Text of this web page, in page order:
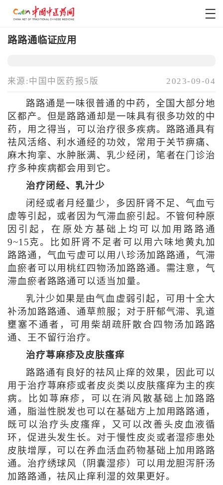
路路通临证应用
来源:中国中医药报5版 2023-09-04
路路通是一味很普通的中药，全国大部分地
区都产。但是路路通却是一味具有很多功效的中
药，用之得当，可以治疗很多疾病。路路通具有
祛风活络、利水通经的功效，常用于关节痹痛、
麻木拘挛、水肿胀满、乳少经闭，笔者在门诊治
疗多种疾病都会用到它。
治疗闭经、乳汁少
闭经或者月经量少，多因肝肾不足、气血亏
虚等引起，或者因为气滞血瘀引起。不管何种原
因引起，在原处方基础上均可以加用路路通
9~15克。比如肝肾不足者可以用六味地黄丸加
路路通，气血亏虚可以用八珍汤加路路通，气滞
血瘀者可以用桃红四物汤加路路通。需注意，气
滞血瘀者路路通可以适当加量。
乳汁少如果是由气血虚弱引起，可用十全大
补汤加路路通、通草煎服；对于肝郁气滞、乳道
壅塞不通者，可用柴胡疏肝散合四物汤加路路
通、王不留行治疗。
治疗荨麻疹及皮肤瘙痒
路路通有良好的祛风止痒的效果，因此可以
用于治疗荨麻疹或者皮炎类以皮肤瘙痒为主的疾
病。比如荨麻疹，可以在消风散基础上加路路
通，脂溢性脱发也可以在基础方上加用路路通，
既可以治疗头皮瘙痒，又可以改善头皮血液循
环，促进头发生长。对于慢性皮炎或者湿疹患处
皮肤增厚，可以在养血活血药物基础上加用路路
通。治疗绣球风（阴囊湿疹）可以用龙胆泻肝汤
加路路通，祛风止痒利湿的效果更好。